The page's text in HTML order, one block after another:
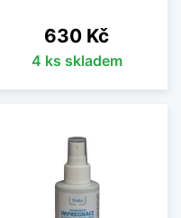
Cena
630 Kč
4 ks skladem